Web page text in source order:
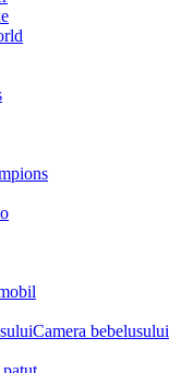
Camera bebelusului